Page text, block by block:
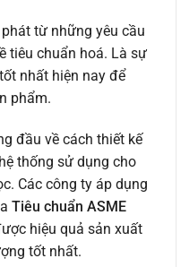
từ những yêu cầu
tiêu chuẩn hoá. Là sự
nhất hiện nay để
phẩm.
đầu về cách thiết kế
thống sử dụng cho
Các công ty áp dụng
Tiêu chuẩn ASME
hiệu quả sản xuất
tốt nhất.